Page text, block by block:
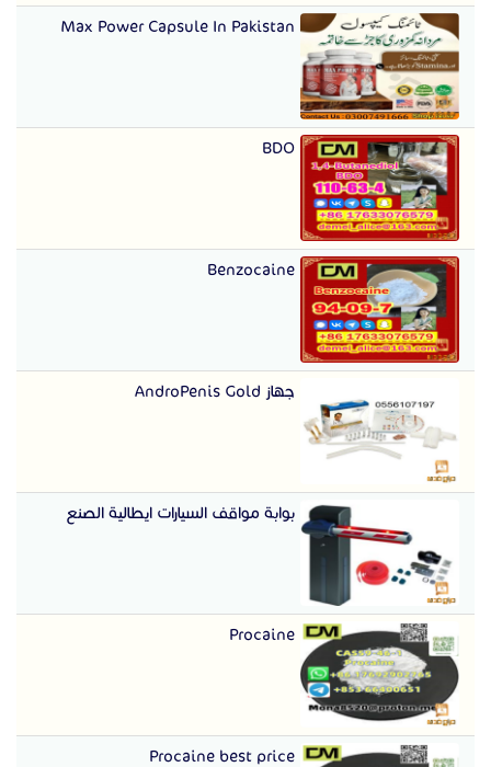
Max Power Capsule In Pakistan
BDO
Benzocaine
جهاز AndroPenis Gold
بوابة مواقف السيارات ايطالية الصنع
Procaine
Procaine best price